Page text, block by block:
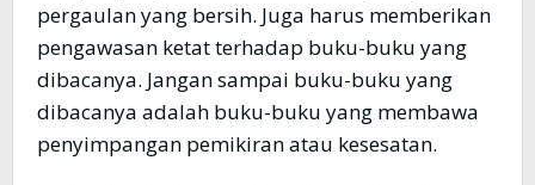
pergaulan yang bersih. Juga harus memberikan
pengawasan ketat terhadap buku-buku yang
dibacanya. Jangan sampai buku-buku yang
dibacanya adalah buku-buku yang membawa
penyimpangan pemikiran atau kesesatan.